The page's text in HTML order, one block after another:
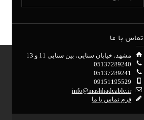
تماس با ما
مشهد، خیابان سنایی، بین سنایی 11 و 13
05137289240
05137289241
09151195529
info@mashhadcable.ir
فرم تماس با ما